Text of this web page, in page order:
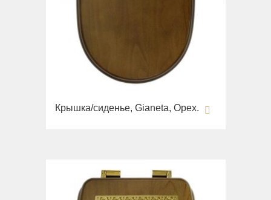
Крышка/сиденье, Gianeta, Орех.